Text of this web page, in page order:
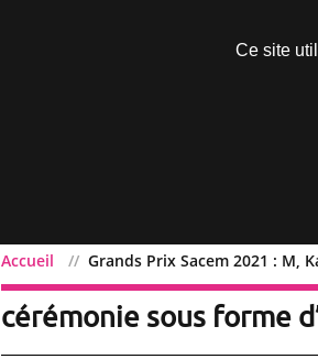
Accueil Grands Prix Sacem 2021 : M,
Grands Prix Sacem
cérémonie sous forme
Ce site